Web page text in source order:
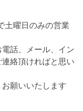
土曜日のみの営業
話、メール、イン
絡頂ければと思い
願いいたします